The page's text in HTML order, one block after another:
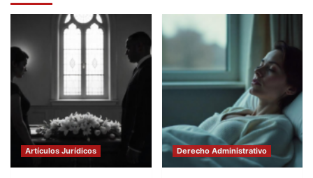
Artículos Jurídicos Derecho Administrativo